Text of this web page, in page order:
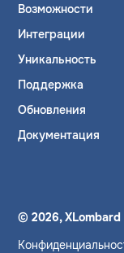
© 2026, XLombard
Возможности
Интеграции
Уникальность
Поддержка
Обновления
Документация